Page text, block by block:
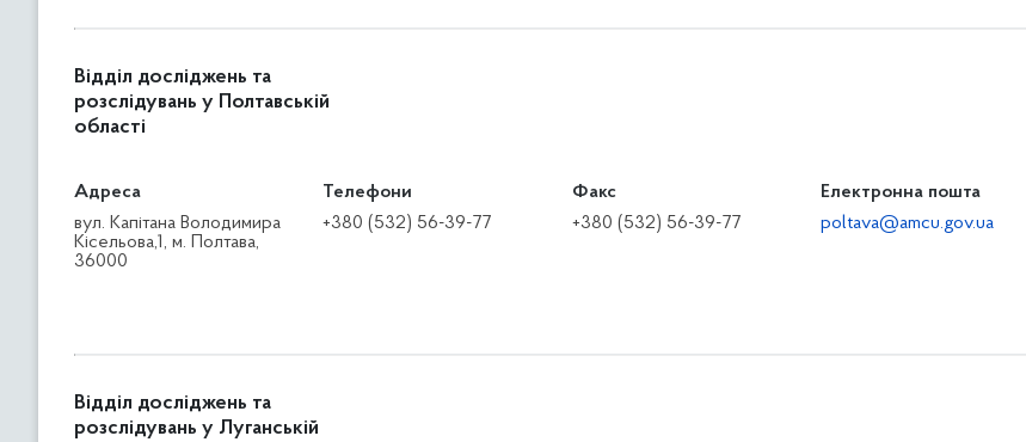
Відділ досліджень та
розслідувань у Полтавській
області
Адреса
вул. Капітана Володимира
Кісельова,1, м. Полтава,
36000
Телефони
+380 (532) 56-39-77
Факс
+380 (532) 56-39-77
Електронна пошта
poltava@amcu.gov.ua
Відділ досліджень та
розслідувань у Луганській